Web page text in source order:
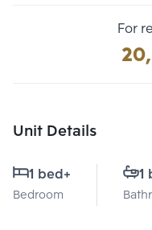
For
Unit Details
1 bed+
Bedroom
1